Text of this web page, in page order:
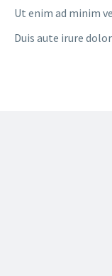
Ut enim ad minim
Duis aute irure